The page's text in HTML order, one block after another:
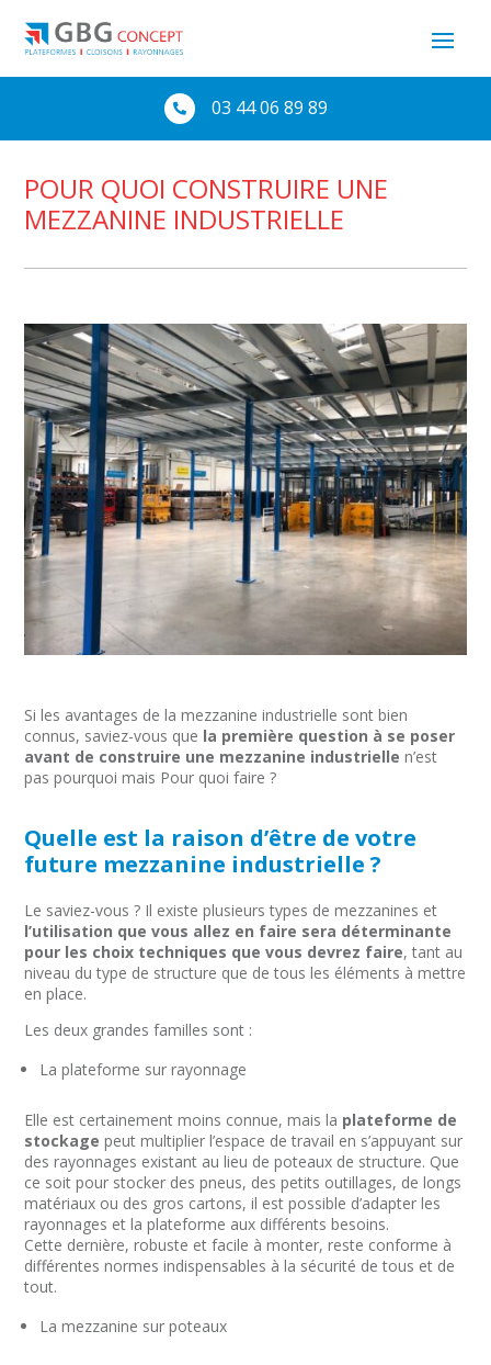
 03 44 06 89 89
POUR QUOI CONSTRUIRE UNE
MEZZANINE INDUSTRIELLE
Si les avantages de la mezzanine industrielle sont bien
connus, saviez-vous que la première question à se poser
avant de construire une mezzanine industrielle n’est
pas pourquoi mais Pour quoi faire ?
Quelle est la raison d’être de votre
future mezzanine industrielle ?
Le saviez-vous ? Il existe plusieurs types de mezzanines et
l’utilisation que vous allez en faire sera déterminante
pour les choix techniques que vous devrez faire, tant au
niveau du type de structure que de tous les éléments à mettre
en place.
Les deux grandes familles sont :
La plateforme sur rayonnage
Elle est certainement moins connue, mais la plateforme de
stockage peut multiplier l’espace de travail en s’appuyant sur
des rayonnages existant au lieu de poteaux de structure. Que
ce soit pour stocker des pneus, des petits outillages, de longs
matériaux ou des gros cartons, il est possible d’adapter les
rayonnages et la plateforme aux différents besoins.
Cette dernière, robuste et facile à monter, reste conforme à
différentes normes indispensables à la sécurité de tous et de
tout.
La mezzanine sur poteaux